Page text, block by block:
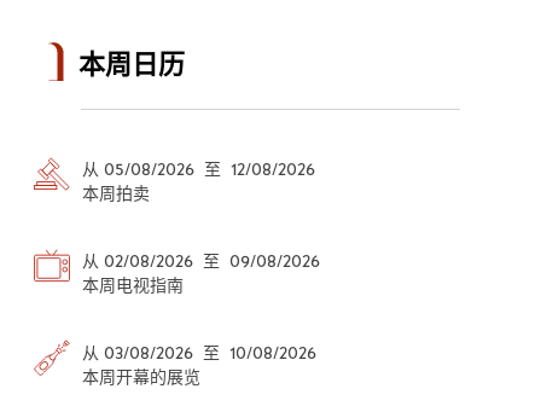
本周日历
从 05/08/2026 至 12/08/2026
本周拍卖
从 02/08/2026 至 09/08/2026
本周电视指南
从 03/08/2026 至 10/08/2026
本周开幕的展览